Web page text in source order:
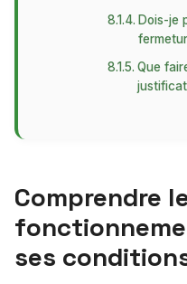
Dois-je
Que
Comprendre
ses